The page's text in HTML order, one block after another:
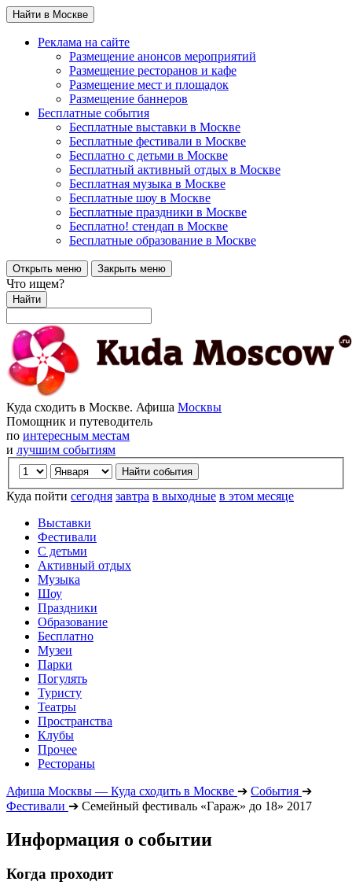
Найти в Москве
Реклама на сайте
Размещение анонсов мероприятий
Размещение ресторанов и кафе
Размещение мест и площадок
Размещение баннеров
Бесплатные события
Бесплатные выставки в Москве
Бесплатные фестивали в Москве
Бесплатно с детьми в Москве
Бесплатный активный отдых в Москве
Бесплатная музыка в Москве
Бесплатные шоу в Москве
Бесплатные праздники в Москве
Бесплатно! стендап в Москве
Бесплатные образование в Москве
Открыть меню Закрыть меню
Что ищем?
Найти
Куда сходить в Москве. Афиша Москвы
Помощник и путеводитель
по интересным местам
и лучшим событиям
Куда пойти сегодня завтра в выходные в этом месяце
Выставки
Фестивали
С детьми
Активный отдых
Музыка
Шоу
Праздники
Образование
Бесплатно
Музеи
Парки
Погулять
Туристу
Театры
Пространства
Клубы
Прочее
Рестораны
Афиша Москвы — Куда сходить в Москве ➔ События ➔
Фестивали ➔ Семейный фестиваль «Гараж» до 18» 2017
Информация о событии
Когда проходит